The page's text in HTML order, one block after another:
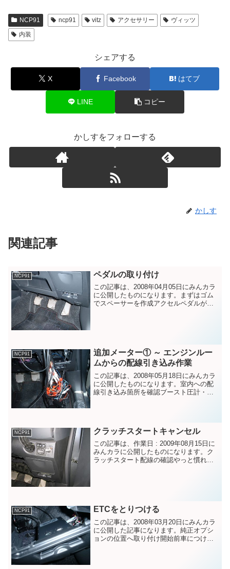
NCP91 ncp91 vitz アクセサリー
ヴィッツ
内装
シェアする
X Facebook はてブ
LINE コピー
かしすをフォローする
かしす
関連記事
NCP91 ペダルの取り付け
この記事は、2008年04月05日にみんカラ
に公開したものになります。まずはゴム
でスペーサーを作成アクセルペダルが、
NCP91
追加メーター① ～ エンジンルー
ムからの配線引き込み作業
この記事は、2008年05月18日にみんカラ
に公開したものになります。室内への配
線引き込み箇所を確認ブースト圧計・油
NCP91 クラッチスタートキャンセル
この記事は、作業日 : 2009年08月15日に
みんカラに公開したものになります。ク
ラッチスタート配線の確認やっと慣れて
NCP91 ETCをとりつける
この記事は、2008年03月20日にみんカラ
に公開した記事になります。純正オプシ
ョンの位置へ取り付け開始前車につけて